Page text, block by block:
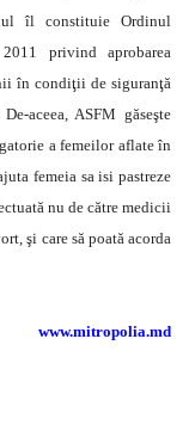
îl constituie Ordinul
privind aprobarea
în condiţii de siguranţă
aceea, ASFM găseşte
a femeilor aflate în
femeia sa isi pastreze
nu de către medicii
şi care să poată acorda
www.mitropolia.md